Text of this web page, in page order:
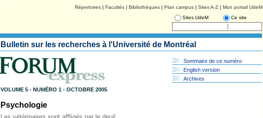
Répertoires|Facultés|Bibliothèques|Plan campus|Sites A-Z|Mon portail UdeM
Sites UdeM
Ce site
Bulletin sur les recherches à l'Université de Montréal
VOLUME 5 - NUMÉRO 1 - OCTOBRE 2005
Sommaire de ce numéro
English version
Archives
Psychologie